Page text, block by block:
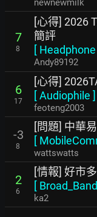
newnewmilk
7
8
[心得] 2026
簡評
[ Headphone
Andy89192
6
17
[心得]
[Audiophile ]
feoteng2003
-3
8
[問題] 中華
[
wattswatts
2
6
[情報] 好市
[ Broad_Band
ka2